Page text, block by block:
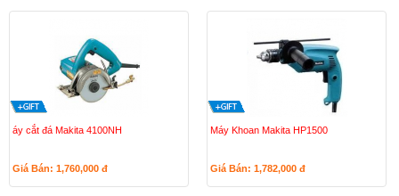
áy cắt đá Makita 4100NH
Giá Bán: 1,760,000 đ
Máy Khoan Makita HP1500
Giá Bán: 1,782,000 đ